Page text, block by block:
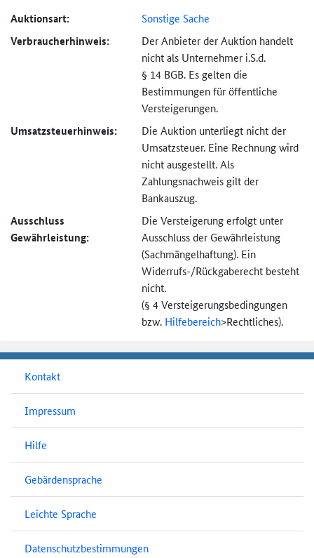
Auktionsart: Sonstige Sache
Verbraucher­hinweis:
Der Anbieter der Auktion handelt
nicht als Unternehmer i.S.d.
§ 14 BGB. Es gelten die
Bestimmungen für öffentliche
Versteigerungen.
Umsatzsteuer­hinweis:
Die Auktion unterliegt nicht der
Umsatzsteuer. Eine Rechnung wird
nicht ausgestellt. Als
Zahlungsnachweis gilt der
Bankauszug.
Ausschluss
Gewährleistung:
Die Versteigerung erfolgt unter
Ausschluss der Gewährleistung
(Sachmängel­haftung). Ein
Widerrufs-/Rückgaberecht besteht
nicht.
(§ 4 Versteigerungs­bedingungen
bzw. Hilfebereich>Rechtliches).
Kontakt
Impressum
Hilfe
Gebärdensprache
Leichte Sprache
Datenschutzbestimmungen